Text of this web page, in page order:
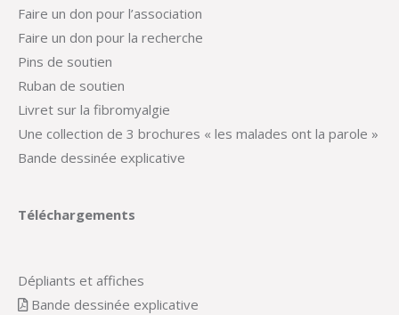
Faire un don pour l’association
Faire un don pour la recherche
Pins de soutien
Ruban de soutien
Livret sur la fibromyalgie
Une collection de 3 brochures « les malades ont la parole »
Bande dessinée explicative
Téléchargements
Dépliants et affiches
Bande dessinée explicative